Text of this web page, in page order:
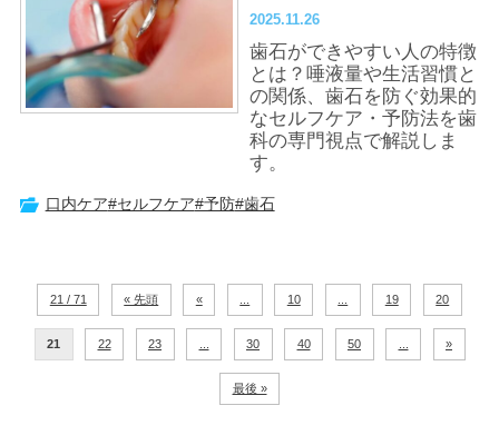
2025.11.26
歯石ができやすい人の特徴
とは？唾液量や生活習慣と
の関係、歯石を防ぐ効果的
なセルフケア・予防法を歯
科の専門視点で解説しま
す。
口内ケア#セルフケア#予防#歯石
21 / 71 « 先頭 « 10 19 20
21 22 23 30 40 50 »
最後 »